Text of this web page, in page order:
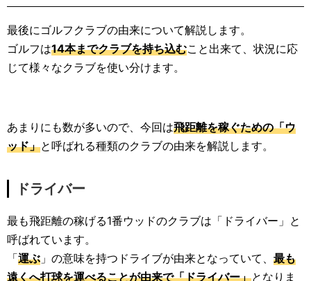
最後にゴルフクラブの由来について解説します。
ゴルフは14本までクラブを持ち込むこと出来て、状況に応
じて様々なクラブを使い分けます。
あまりにも数が多いので、今回は飛距離を稼ぐための「ウ
ッド」と呼ばれる種類のクラブの由来を解説します。
ドライバー
最も飛距離の稼げる1番ウッドのクラブは「ドライバー」と
呼ばれています。
「運ぶ 」の意味を持つドライブが由来となっていて、 最も
遠くへ打球を運べることが由来で「ドライバー」となりま